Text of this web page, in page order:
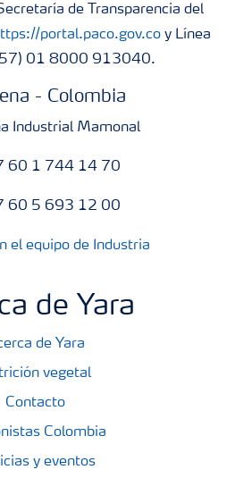
de Transparencia del
portal.paco.gov.co y Línea
01 8000 913040.
- Colombia
Industrial Mamonal
60 1 744 14 70
60 5 693 12 00
el equipo de Industria
de Yara
de Yara
vegetal
Contacto
Colombia
y eventos